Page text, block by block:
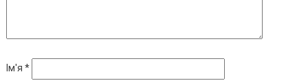
Ім'я *